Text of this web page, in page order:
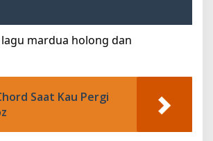
mardua holong dan
Saat Kau Pergi